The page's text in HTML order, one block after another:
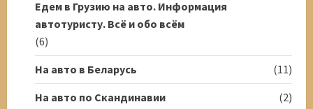
Едем в Грузию на авто. Информация
автотуристу. Всё и обо всём
(6)
На авто в Беларусь
(11)
На авто по Скандинавии
(2)